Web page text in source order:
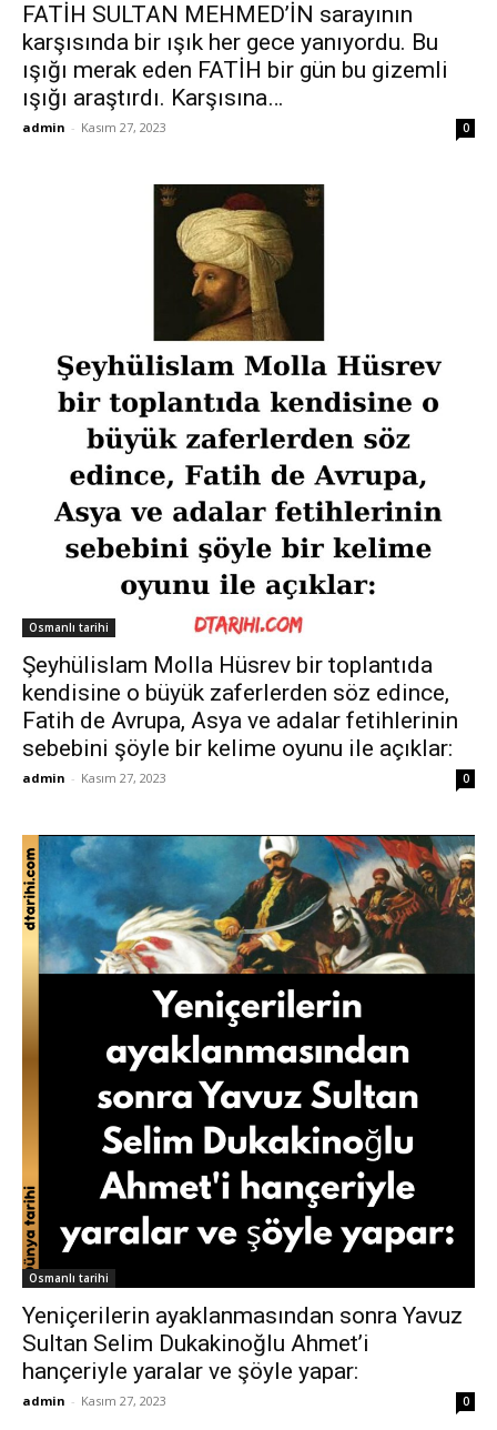
FATİH SULTAN MEHMED’İN sarayının
karşısında bir ışık her gece yanıyordu. Bu
ışığı merak eden FATİH bir gün bu gizemli
ışığı araştırdı. Karşısına…
admin - Kasım 27, 2023 0
Osmanlı tarihi
Şeyhülislam Molla Hüsrev bir toplantıda
kendisine o büyük zaferlerden söz edince,
Fatih de Avrupa, Asya ve adalar fetihlerinin
sebebini şöyle bir kelime oyunu ile açıklar:
admin - Kasım 27, 2023 0
Osmanlı tarihi
Yeniçerilerin ayaklanmasından sonra Yavuz
Sultan Selim Dukakinoğlu Ahmet’i
hançeriyle yaralar ve şöyle yapar:
admin - Kasım 27, 2023 0